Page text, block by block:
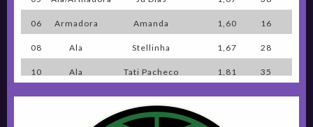
06 Armadora Amanda 1,60 16
08 Ala Stellinha 1,67 28
10 Ala Tati Pacheco 1,81 35
12 Ala/Pivô Juju 1,81 20
Renati